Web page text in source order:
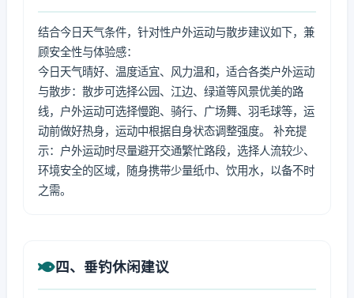
结合今日天气条件，针对性户外运动与散步建议如下，兼
顾安全性与体验感：
今日天气晴好、温度适宜、风力温和，适合各类户外运动
与散步：散步可选择公园、江边、绿道等风景优美的路
线，户外运动可选择慢跑、骑行、广场舞、羽毛球等，运
动前做好热身，运动中根据自身状态调整强度。 补充提
示：户外运动时尽量避开交通繁忙路段，选择人流较少、
环境安全的区域，随身携带少量纸巾、饮用水，以备不时
之需。
四、垂钓休闲建议